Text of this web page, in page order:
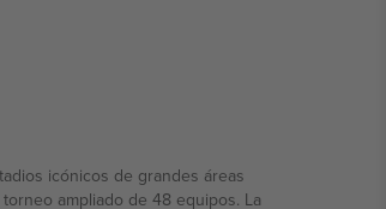
icónicos de grandes áreas
ampliado de 48 equipos. La